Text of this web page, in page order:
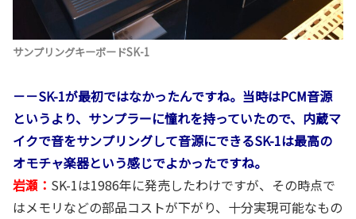
サンプリングキーボードSK-1
－－SK-1が最初ではなかったんですね。当時はPCM音源
というより、サンプラーに憧れを持っていたので、内蔵マ
イクで音をサンプリングして音源にできるSK-1は最高の
オモチャ楽器という感じでよかったですね。
岩瀬： SK-1は1986年に発売したわけですが、その時点で
はメモリなどの部品コストが下がり、十分実現可能なもの